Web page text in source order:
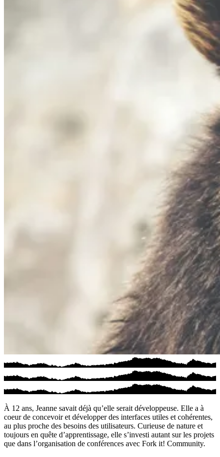
À 12 ans, Jeanne savait déjà qu’elle serait développeuse. Elle a à
coeur de concevoir et développer des interfaces utiles et cohérentes,
au plus proche des besoins des utilisateurs. Curieuse de nature et
toujours en quête d’apprentissage, elle s’investi autant sur les projets
que dans l’organisation de conférences avec Fork it! Community.